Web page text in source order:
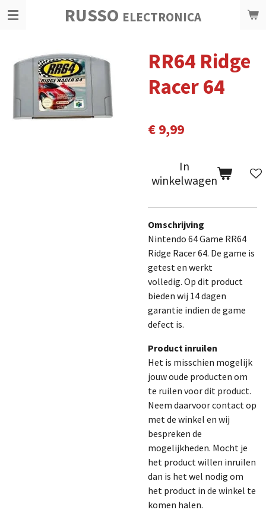
Ga
hoofdinhoud
RUSSO ELECTRONICA
RR64 Ridge
Racer 64
€ 9,99
In
winkelwagen
Omschrijving
Nintendo 64 Game RR64
Ridge Racer 64. De game is
getest en werkt
volledig. Op dit product
bieden wij 14 dagen
garantie indien de game
defect is.
Product inruilen
Het is misschien mogelijk
jouw oude producten om
te ruilen voor dit product.
Neem daarvoor contact op
met de winkel en wij
bespreken de
mogelijkheden. Mocht je
het product willen inruilen
dan is het wel nodig om
het product in de winkel te
komen halen.